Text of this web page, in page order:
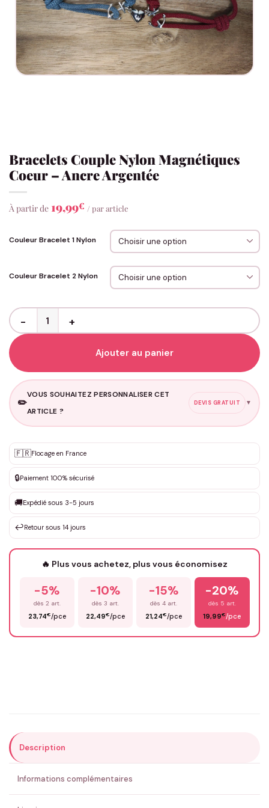
Bracelets Couple Nylon Magnétiques
Coeur – Ancre Argentée
À partir de 19,99€ / par article
Couleur Bracelet 1 Nylon
Couleur Bracelet 2 Nylon
quantité de Bracelets Couple Nylon Magnétiques Coeur - Ancre
Ajouter au panier
✏️
VOUS SOUHAITEZ PERSONNALISER CET
ARTICLE ?
DEVIS GRATUIT ▼
✨ Personnalisation sur mesure
DEVIS GRATUIT · Personnalisation de 3 à 10€ selon la demande
Que souhaitez-vous ?*
Votre texte / idée*
Prénom*
ENVOYER MA DEMANDE ✨
💚 Retour sous 24-48h🇫🇷 Flocage en France✅ Validation avant fabrication
🇫🇷Flocage en France
🔒Paiement 100% sécurisé
🚚Expédié sous 3-5 jours
↩️Retour sous 14 jours
🔥 Plus vous achetez, plus vous économisez
-5%
dès 2 art.
23,74€/pce
-10%
dès 3 art.
22,49€/pce
-15%
dès 4 art.
21,24€/pce
-20%
dès 5 art.
19,99€/pce
Description
Informations complémentaires